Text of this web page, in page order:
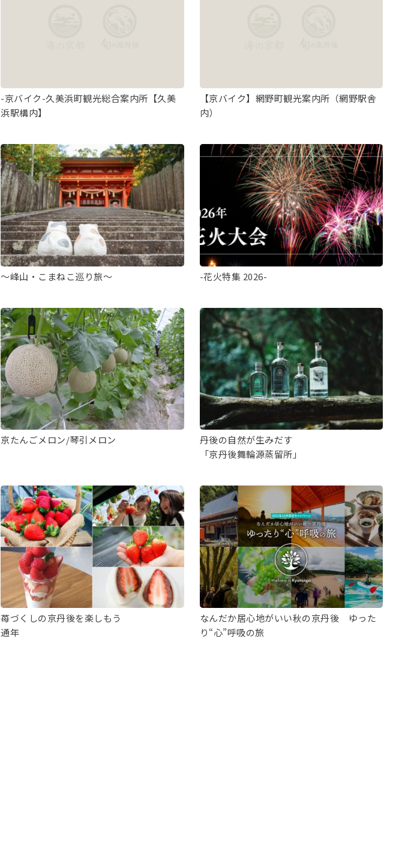
-京バイク-久美浜町観光総合案内所【久美
浜駅構内】
【京バイク】網野町観光案内所（網野駅舎
内）
～峰山・こまねこ巡り旅～ -花火特集 2026-
京たんごメロン/琴引メロン
丹後の自然が生みだす
「京丹後舞輪源蒸留所」
苺づくしの京丹後を楽しもう
通年
なんだか居心地がいい秋の京丹後 ゆった
り“心”呼吸の旅